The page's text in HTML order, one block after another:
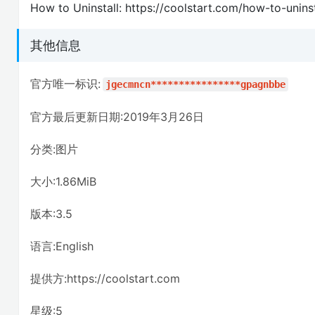
How to Uninstall: https://coolstart.com/how-to-
其他信息
官方唯一标识: jgecmncn****************gpagnbbe
官方最后更新日期:2019年3月26日
分类:图片
大小:1.86MiB
版本:3.5
语言:English
提供方:https://coolstart.com
星级:5